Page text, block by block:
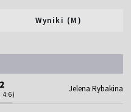
Wyniki (M)
4:6)
Jelena Rybakina